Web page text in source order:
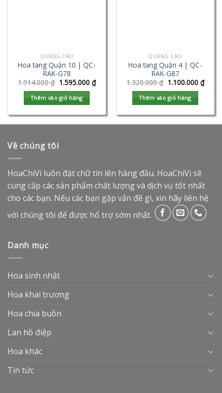
QUẢNG CÁO
Hoa tang Quận 10 | QC-
RAK-G78
1.914.000₫ 1.595.000 ₫
Thêm vào giỏ hàng
QUẢNG CÁO
Hoa tang Quận 4 | QC-
RAK-G87
1.320.000₫ 1.100.000 ₫
Thêm vào giỏ hàng
Về chúng tôi
HoaChiVi luôn đặt chữ tín lên hàng đầu. HoaChiVi sẽ
cung cấp các sản phẩm chất lượng và dịch vụ tốt nhất
cho các bạn. Nếu các bạn gặp vấn đề gì, xin hãy liên hệ
với chúng tôi để được hổ trợ sớm nhất.
Danh mục
Hoa sinh nhật
Hoa khai trương
Hoa chia buồn
Lan hồ điệp
Hoa khác
Tin tức